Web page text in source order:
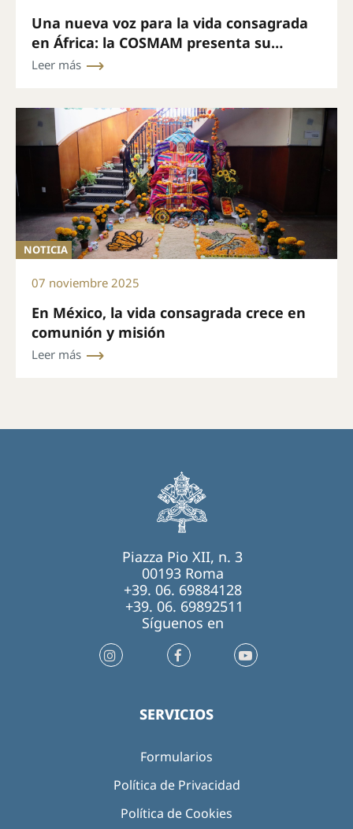
Una nueva voz para la vida consagrada
en África: la COSMAM presenta su
boletín mensual
Leer más
NOTICIA
07 noviembre 2025
En México, la vida consagrada crece en
comunión y misión
Leer más
Piazza Pio XII, n. 3
00193 Roma
+39. 06. 69884128
+39. 06. 69892511
Síguenos en
SERVICIOS
Formularios
Política de Privacidad
Política de Cookies